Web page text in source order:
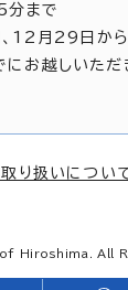
まで
、12月29日か
お越しいただ
り扱いについ
Hiroshima. All